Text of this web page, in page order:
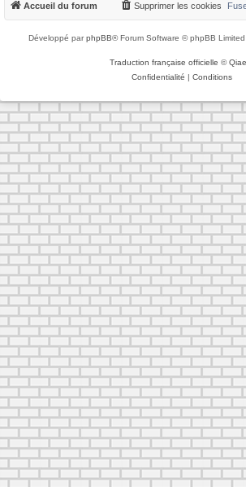
Accueil du forum Supprimer les cookies
Développé parphpBB® Forum Software © phpBB
Traduction française officielle ©
Confidentialité | Conditions